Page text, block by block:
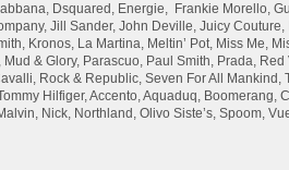
Dsquared, Energie, Frankie Morello,
Jill Sander, John Deville, Juicy
Kronos, La Martina, Meltin’ Pot, Miss Me,
Mud & Glory, Parascuo, Paul Smith, Prada, Red
Rock & Republic, Seven For All Mankind,
Hilfiger, Accento, Aquaduq, Boomerang,
Nick, Northland, Olivo Siste’s, Spoom,